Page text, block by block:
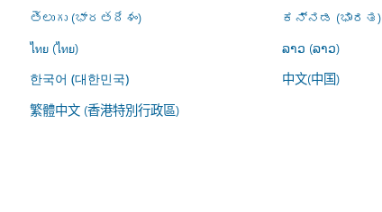
తెలుగు (భారతదేశం) ಕನ್ನಡ (ಭಾರತ)
ไทย (ไทย) ລາວ (ລາວ)
한국어 (대한민국) 中文(中国)
繁體中文 (香港特別行政區)